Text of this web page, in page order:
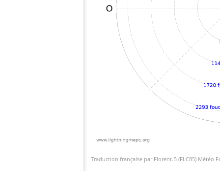
Traduction française par Florent.B (FLC85) Météo